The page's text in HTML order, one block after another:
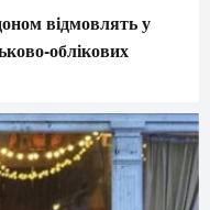
відмовлять у
облікових